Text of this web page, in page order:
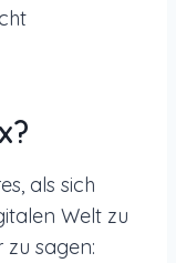
als sich
Welt zu
sagen: